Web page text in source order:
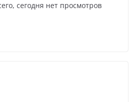
сегодня нет просмотров